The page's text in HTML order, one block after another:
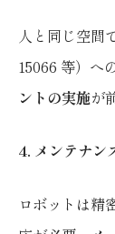
人と同じ空間
15066 等）へ
ントの実施が
4. メンテナン
ロボットは精